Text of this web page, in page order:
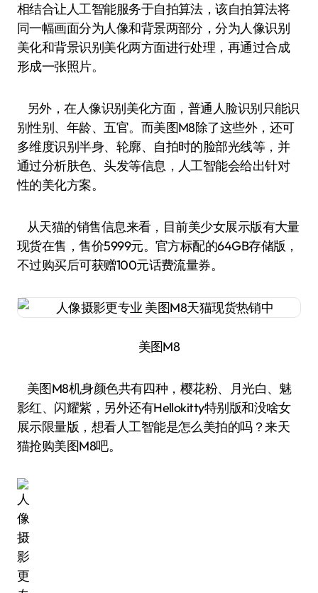
相结合让人工智能服务于自拍算法，该自拍算法将
同一幅画面分为人像和背景两部分，分为人像识别
美化和背景识别美化两方面进行处理，再通过合成
形成一张照片。
另外，在人像识别美化方面，普通人脸识别只能识
别性别、年龄、五官。而美图M8除了这些外，还可
多维度识别半身、轮廓、自拍时的脸部光线等，并
通过分析肤色、头发等信息，人工智能会给出针对
性的美化方案。
从天猫的销售信息来看，目前美少女展示版有大量
现货在售，售价5999元。官方标配的64GB存储版，
不过购买后可获赠100元话费流量券。
美图M8
美图M8机身颜色共有四种，樱花粉、月光白、魅
影红、闪耀紫，另外还有Hellokitty特别版和没啥女
展示限量版，想看人工智能是怎么美拍的吗？来天
猫抢购美图M8吧。